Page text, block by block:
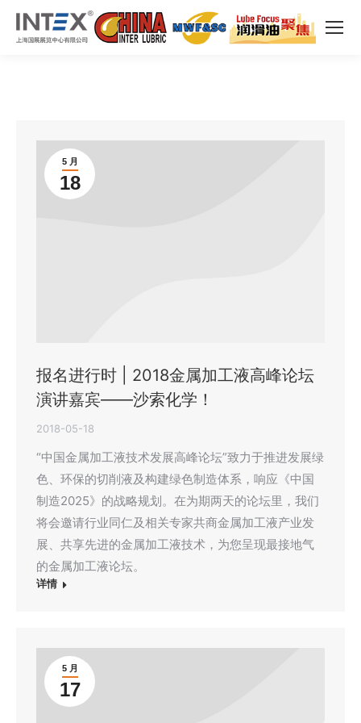
5 月
18
报名进行时 | 2018金属加工液高峰论坛
演讲嘉宾——沙索化学！
2018-05-18
“中国金属加工液技术发展高峰论坛”致力于推进发展绿
色、环保的切削液及构建绿色制造体系，响应《中国
制造2025》的战略规划。在为期两天的论坛里，我们
将会邀请行业同仁及相关专家共商金属加工液产业发
展、共享先进的金属加工液技术，为您呈现最接地气
的金属加工液论坛。
详情
5 月
17